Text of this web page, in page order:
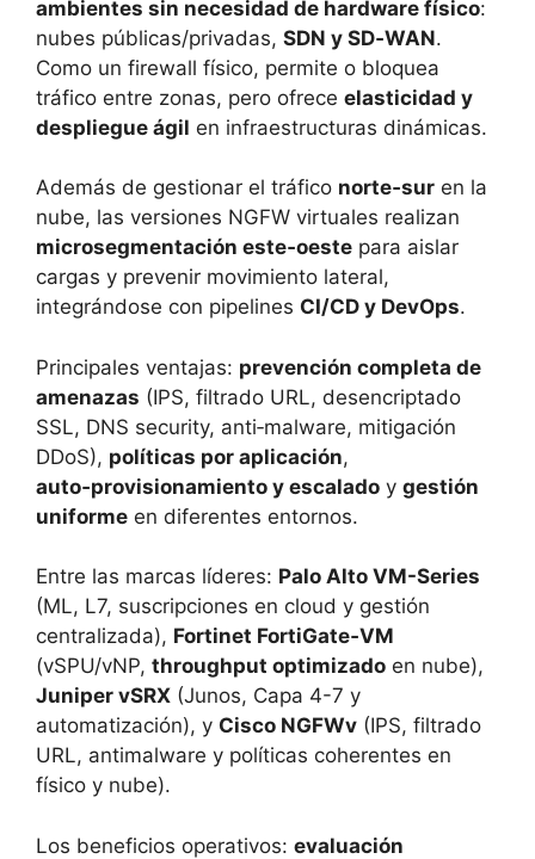
ambientes sin necesidad de hardware físico:
nubes públicas/privadas, SDN y SD‑WAN.
Como un firewall físico, permite o bloquea
tráfico entre zonas, pero ofrece elasticidad y
despliegue ágil en infraestructuras dinámicas.
Además de gestionar el tráfico norte‑sur en la
nube, las versiones NGFW virtuales realizan
microsegmentación este‑oeste para aislar
cargas y prevenir movimiento lateral,
integrándose con pipelines CI/CD y DevOps.
Principales ventajas: prevención completa de
amenazas (IPS, filtrado URL, desencriptado
SSL, DNS security, anti‑malware, mitigación
DDoS), políticas por aplicación,
auto‑provisionamiento y escalado y gestión
uniforme en diferentes entornos.
Entre las marcas líderes: Palo Alto VM-Series
(ML, L7, suscripciones en cloud y gestión
centralizada), Fortinet FortiGate‑VM
(vSPU/vNP, throughput optimizado en nube),
Juniper vSRX (Junos, Capa 4-7 y
automatización), y Cisco NGFWv (IPS, filtrado
URL, antimalware y políticas coherentes en
físico y nube).
Los beneficios operativos: evaluación